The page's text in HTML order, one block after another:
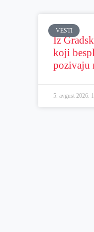
VESTI
Iz
koji
pozivaju
5. avgust 2026.